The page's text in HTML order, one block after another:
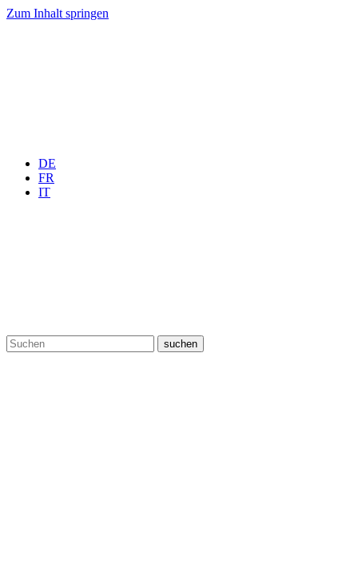
Zum Inhalt springen
DE
FR
IT
suchen